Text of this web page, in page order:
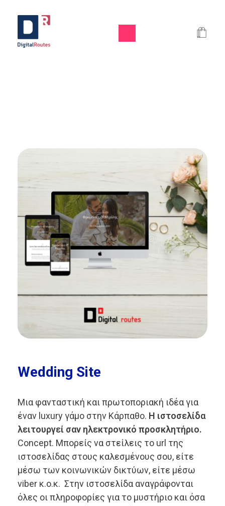
Wedding Site
Μια φανταστική και πρωτοποριακή ιδέα για
έναν luxury γάμο στην Κάρπαθο. Η ιστοσελίδα
λειτουργεί σαν ηλεκτρονικό προσκλητήριο.
Concept. Μπορείς να στείλεις το url της
ιστοσελίδας στους καλεσμένους σου, είτε
μέσω των κοινωνικών δικτύων, είτε μέσω
viber κ.ο.κ. Στην ιστοσελίδα αναγράφονται
όλες οι πληροφορίες για το μυστήριο και όσα